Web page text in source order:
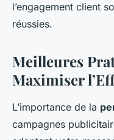
l’engagement client
réussies.
Meilleures
Maximiser
L’importance de la
campagnes